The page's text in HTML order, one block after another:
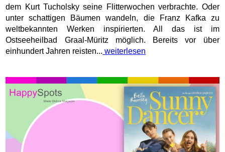
dem Kurt Tucholsky seine Flitterwochen verbrachte. Oder
unter schattigen Bäumen wandeln, die Franz Kafka zu
weltbekannten Werken inspirierten. All das ist im
Ostseeheilbad Graal-Müritz möglich. Bereits vor über
einhundert Jahren reisten... weiterlesen